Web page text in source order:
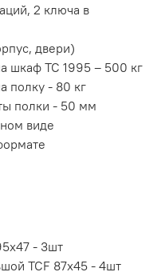
2 ключа в
двери)
шкаф ТС 1995 – 500 кг
полку - 80 кг
полки - 50 мм
виде
- 3шт
TCF 87x45 - 4шт